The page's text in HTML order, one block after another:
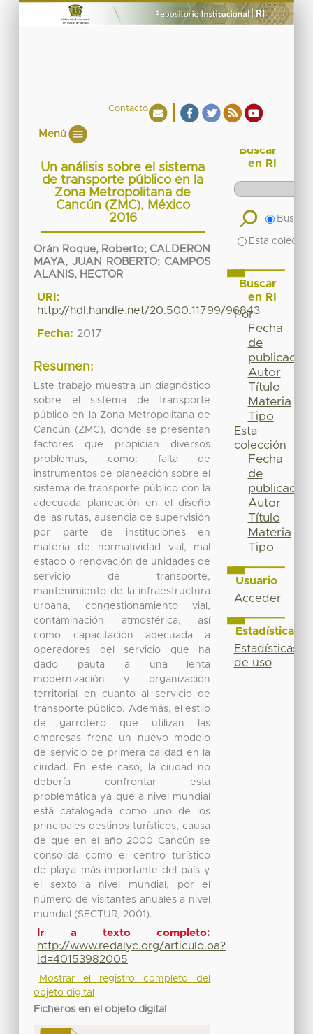
Contacto
Menú
Un análisis sobre el sistema
de transporte público en la
Zona Metropolitana de
Cancún (ZMC), México
2016
Orán Roque, Roberto; CALDERON
MAYA, JUAN ROBERTO; CAMPOS
ALANIS, HECTOR
URI:
http://hdl.handle.net/20.500.11799/96843
Fecha: 2017
Resumen:
Este trabajo muestra un diagnóstico
sobre el sistema de transporte
público en la Zona Metropolitana de
Cancún (ZMC), donde se presentan
factores que propician diversos
problemas, como: falta de
instrumentos de planeación sobre el
sistema de transporte público con la
adecuada planeación en el diseño
de las rutas, ausencia de supervisión
por parte de instituciones en
materia de normatividad vial, mal
estado o renovación de unidades de
servicio de transporte,
mantenimiento de la infraestructura
urbana, congestionamiento vial,
contaminación atmosférica, así
como capacitación adecuada a
operadores del servicio que ha
dado pauta a una lenta
modernización y organización
territorial en cuanto al servicio de
transporte público. Además, el estilo
de garrotero que utilizan las
empresas frena un nuevo modelo
de servicio de primera calidad en la
ciudad. En este caso, la ciudad no
debería confrontar esta
problemática ya que a nivel mundial
está catalogada como uno de los
principales destinos turísticos, causa
de que en el año 2000 Cancún se
consolida como el centro turístico
de playa más importante del país y
el sexto a nivel mundial, por el
número de visitantes anuales a nivel
mundial (SECTUR, 2001).
Ir a texto completo:
http://www.redalyc.org/articulo.oa?
id=40153982005
Mostrar el registro completo del
objeto digital
Ficheros en el objeto digital
Buscar
en RI
Buscar
Esta
Buscar
en RI
Por
Fecha
de
publicación
Autor
Título
Materia
Tipo
Esta
colección
Fecha
de
publicación
Autor
Título
Materia
Tipo
Usuario
Acceder
Estadísticas
Estadísticas
de uso